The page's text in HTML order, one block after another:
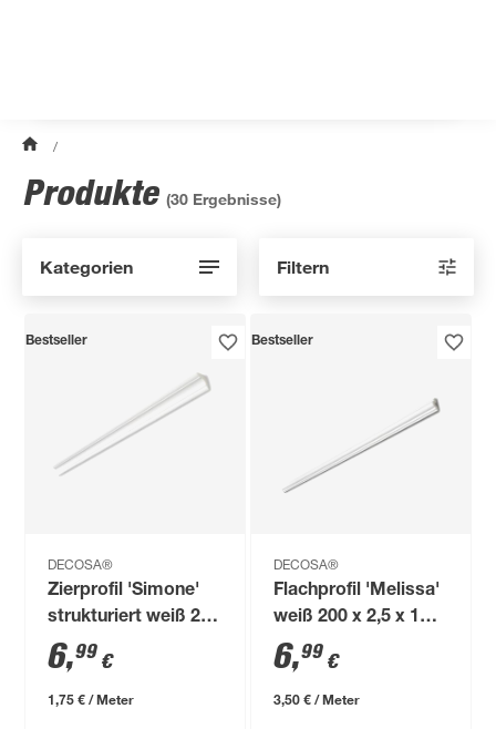
/
Produkte (30 Ergebnisse)
Kategorien Filtern
Bestseller
DECOSA®
Zierprofil 'Simone'
strukturiert weiß 200
x 3 x 3 cm 2 Stück
6,99 €
1,75 € / Meter
Bestseller
DECOSA®
Flachprofil 'Melissa'
weiß 200 x 2,5 x 1
cm
6,99 €
3,50 € / Meter